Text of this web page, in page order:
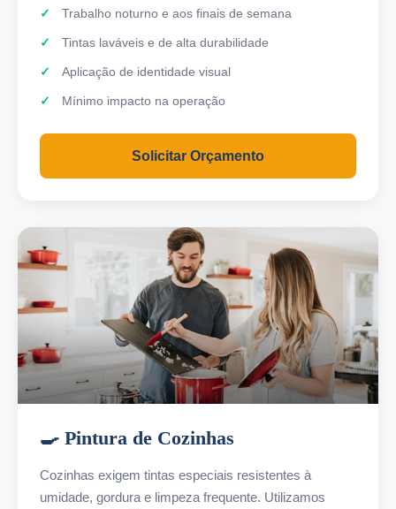
Trabalho noturno e aos finais de semana
Tintas laváveis e de alta durabilidade
Aplicação de identidade visual
Mínimo impacto na operação
Solicitar Orçamento
🍳 Pintura de Cozinhas
Cozinhas exigem tintas especiais resistentes à
umidade, gordura e limpeza frequente. Utilizamos